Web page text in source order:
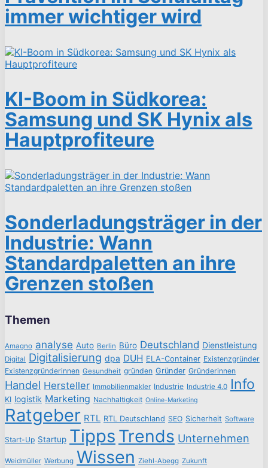
immer wichtiger wird
KI-Boom in Südkorea:
Samsung und SK Hynix als
Hauptprofiteure
Sonderladungsträger in der
Industrie: Wann
Standardpaletten an ihre
Grenzen stoßen
Themen
Amagno analyse Auto Berlin Büro Deutschland Dienstleistung
Digital Digitalisierung dpa DUH ELA-Container Existenzgründer
Existenzgründerinnen Gesundheit gründen Gründer Gründerinnen
Handel Hersteller Immobilienmakler Industrie Industrie 4.0 Info
KI logistik Marketing Nachhaltigkeit Online-Marketing
Ratgeber RTL RTL Deutschland SEO Sicherheit Software
Start-Up Startup Tipps Trends Unternehmen
Weidmüller Werbung Wissen Ziehl-Abegg Zukunft